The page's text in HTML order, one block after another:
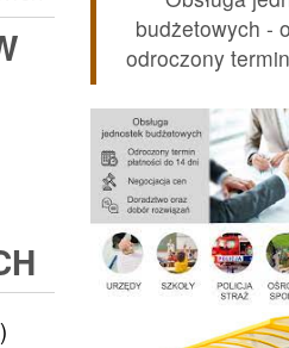
budżetowych -
odroczony